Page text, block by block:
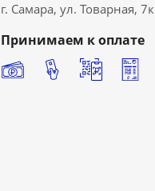
г. Самара, ул. Товарная, 7к
Принимаем к оплате